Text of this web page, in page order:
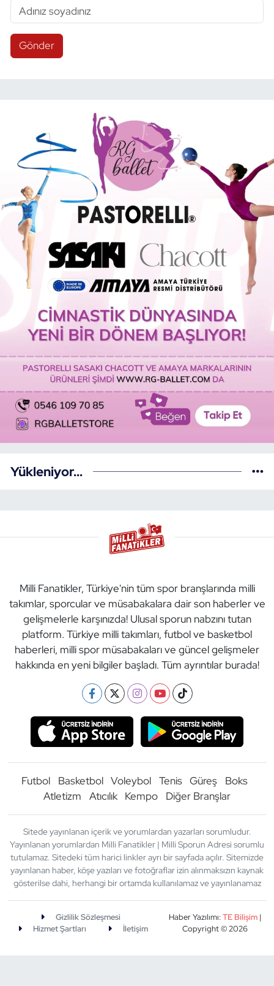
Gönder
Yükleniyor...
Milli Fanatikler, Türkiye'nin tüm spor branşlarında milli
takımlar, sporcular ve müsabakalara dair son haberler ve
gelişmelerle karşınızda! Ulusal sporun nabzını tutan
platform. Türkiye milli takımları, futbol ve basketbol
haberleri, milli spor müsabakaları ve güncel gelişmeler
hakkında en yeni bilgiler başladı. Tüm ayrıntılar burada!
Futbol Basketbol Voleybol Tenis Güreş
Boks
Atletizm
Atıcılık Kempo Diğer Branşlar
Sitede yayınlanan içerik ve yorumlardan yazarları sorumludur.
Yayınlanan yorumlardan Milli Fanatikler | Milli Sporun Adresi sorumlu
tutulamaz. Sitedeki tüm harici linkler ayrı bir sayfada açılır. Sitemizde
yayınlanan haber, köşe yazıları ve fotoğraflar izin alınmaksızın kaynak
gösterilse dahi, herhangi bir ortamda kullanılamaz ve yayınlanamaz
Gizlilik Sözleşmesi
Hizmet Şartları
İletişim
Haber Yazılımı:TE Bilişim|
Copyright © 2026